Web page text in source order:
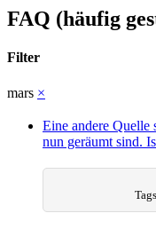
FAQ (häufig
Filter
mars ×
Eine andere Quelle
nun geräumt sind.